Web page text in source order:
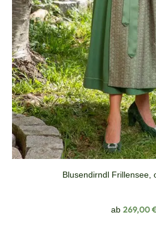
Blusendirndl Frillensee,
Regulärer
ab 269,00